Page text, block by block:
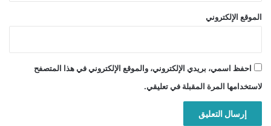
الموقع الإلكتروني
احفظ اسمي، بريدي الإلكتروني، والموقع الإلكتروني في هذا المتصفح
لاستخدامها المرة المقبلة في تعليقي.